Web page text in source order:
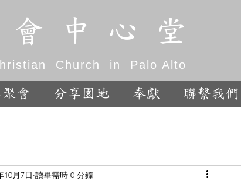
會 中 心 堂
Church in Palo Alto
聚會 分享園地 奉獻 聯繫我們
10月7日 讀畢需時 0 分鐘